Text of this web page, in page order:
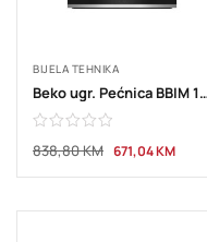
BIJELA TEHNIKA
Beko ugr.
838,80KM 671,04KM